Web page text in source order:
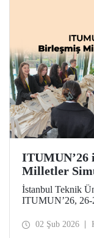
ITUMUN’26
Milletler
İstanbul Teknik
ITUMUN’26, 26-
hakları ve
02 Şub 2026